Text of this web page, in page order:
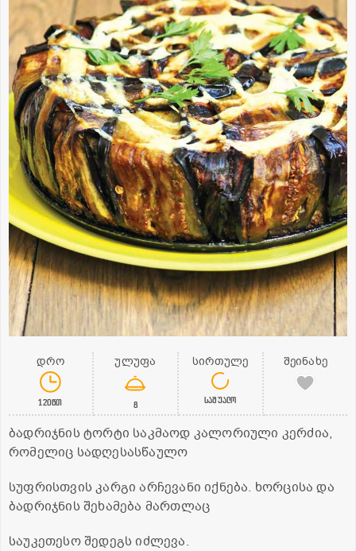
დრო
120წთ
ულუფა
8
სირთულე
საშუალო
შეინახე
ბადრიჯნის ტორტი საკმაოდ კალორიული კერძია,
რომელიც სადღესასწაულო
სუფრისთვის კარგი არჩევანი იქნება. ხორცისა და
ბადრიჯნის შეხამება მართლაც
საუკეთესო შედეგს იძლევა.